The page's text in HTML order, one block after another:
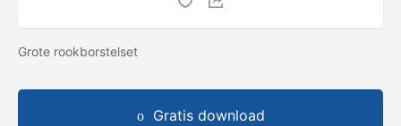
Grote rookborstelset
Gratis download